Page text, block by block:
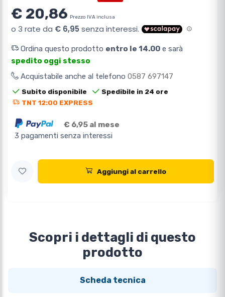
€ 20,86 Prezzo IVA inclusa
Ordina questo prodotto entro le 14.00 e sarà
spedito oggi stesso
Acquistabile anche al telefono 0587 697147
Subito disponibile
Spedibile in 24 ore
TNT 12:00 EXPRESS
€ 6,95 al mese
3 pagamenti senza interessi
Aggiungi al carrello
Scopri i dettagli di questo
prodotto
Scheda tecnica